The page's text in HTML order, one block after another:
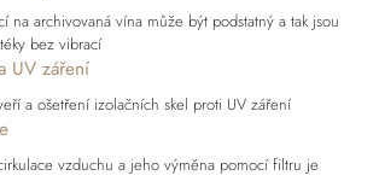
na archivovaná vína může být podstatný a tak jsou
bez vibrací
UV záření
a ošetření izolačních skel proti UV záření
vzduchu a jeho výměna pomocí filtru je